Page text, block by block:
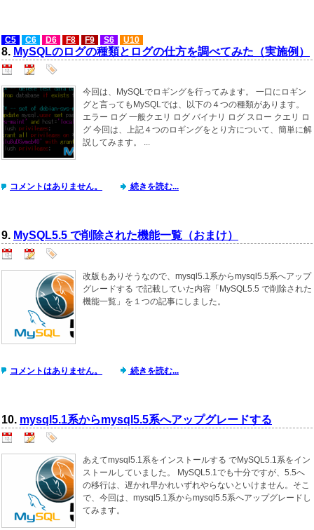
C5 C6 D6 F8 F9 S6 U10
8. MySQLのログの種類とログの仕方を調べてみた（実施例）
今回は、MySQLでロギングを行ってみます。 一口にロギン
グと言ってもMySQLでは、以下の４つの種類があります。
エラー ログ 一般クエリ ログ バイナリ ログ スロー クエリ ロ
グ 今回は、上記４つのロギングをとり方について、簡単に解
説してみます。 ...
コメントはありません。 続きを読む...
9. MySQL5.5 で削除された機能一覧（おまけ）
改版もありそうなので、mysql5.1系からmysql5.5系へアップ
グレードする で記載していた内容「MySQL5.5 で削除された
機能一覧」を１つの記事にしました。
コメントはありません。 続きを読む...
10. mysql5.1系からmysql5.5系へアップグレードする
あえてmysql5.1系をインストールする でMySQL5.1系をイン
ストールしていました。 MySQL5.1でも十分ですが、5.5へ
の移行は、遅かれ早かれいずれやらないといけません。そこ
で、今回は、mysql5.1系からmysql5.5系へアップグレードし
てみます。